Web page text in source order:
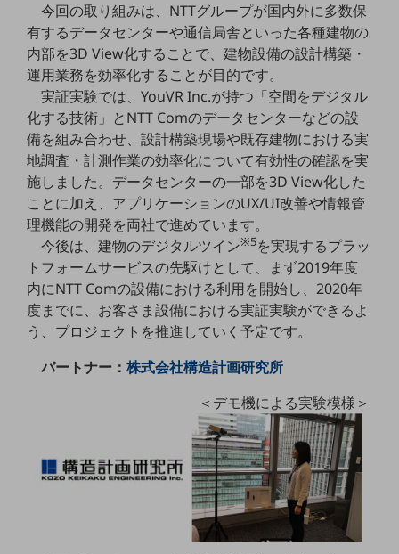
モバイルTOP
法人向けスマホ・携帯に関する、
おすすめの機種、料金やサービスをご紹介
製品
製品TOP
ビジネス向けスマートフォン
タフネススマートフォン
データ通信製品
ドコモケータイ
5G対応ホームルーター
通信モジュール製品
衛星携帯電話
IOT完了済みメーカーブランド製品
ドコモBiz データ無制限 ドコモ MAX ドコモ mini ドコモBiz かけ放題
ケータイプラン
今回の取り組みは、NTTグループが国内外に多数保
有するデータセンターや通信局舎といった各種建物の
内部を3D View化することで、建物設備の設計構築・
運用業務を効率化することが目的です。
実証実験では、YouVR Inc.が持つ「空間をデジタル
化する技術」とNTT Comのデータセンターなどの設
備を組み合わせ、設計構築現場や既存建物における実
地調査・計測作業の効率化について有効性の確認を実
施しました。データセンターの一部を3D View化した
ことに加え、アプリケーションのUX/UI改善や情報管
理機能の開発を両社で進めています。
今後は、建物のデジタルツイン※5を実現するプラッ
トフォームサービスの先駆けとして、まず2019年度
内にNTT Comの設備における利用を開始し、2020年
度までに、お客さま設備における実証実験ができるよ
う、プロジェクトを推進していく予定です。
パートナー：株式会社構造計画研究所
＜デモ機による実験模様＞